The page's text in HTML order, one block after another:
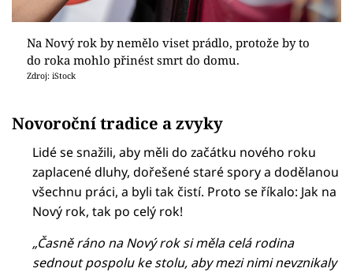
Na Nový rok by nemělo viset prádlo, protože by to
do roka mohlo přinést smrt do domu.
Zdroj: iStock
Novoroční tradice a zvyky
Lidé se snažili, aby měli do začátku nového roku
zaplacené dluhy, dořešené staré spory a dodělanou
všechnu práci, a byli tak čistí. Proto se říkalo: Jak na
Nový rok, tak po celý rok!
„Časně ráno na Nový rok si měla celá rodina
sednout pospolu ke stolu, aby mezi nimi nevznikaly